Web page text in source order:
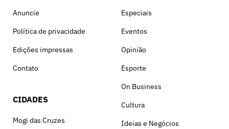
Anuncie
Política de privacidade
Edições impressas
Contato
CIDADES
Mogi das Cruzes
Especiais
Eventos
Opinião
Esporte
On Business
Cultura
Ideias e Negócios